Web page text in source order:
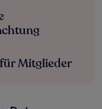
Mitglieder